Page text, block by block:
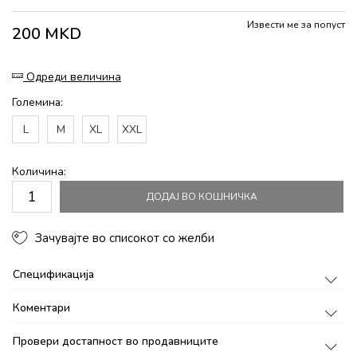
200 MKD Извести ме за попуст
Одреди величина
Големина:
L
M XL XXL
Количина:
ДОДАЈ ВО КОШНИЧКА
Зачувајте во списокот со желби
Спецификација
Коментари
Провери достапност во продавниците